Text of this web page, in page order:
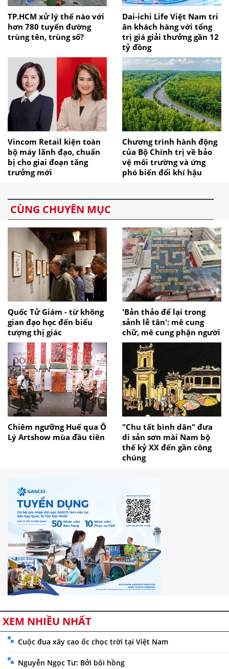
TP.HCM xử lý thế nào với
hơn 780 tuyến đường
trùng tên, trùng số?
Dai-ichi Life Việt Nam tri
ân khách hàng với tổng
trị giá giải thưởng gần 12
tỷ đồng
Vincom Retail kiện toàn
bộ máy lãnh đạo, chuẩn
bị cho giai đoạn tăng
trưởng mới
Chương trình hành động
của Bộ Chính trị về bảo
vệ môi trường và ứng
phó biến đổi khí hậu
CÙNG CHUYÊN MỤC
Quốc Tử Giám - từ không
gian đạo học đến biểu
tượng thị giác
'Bản thảo để lại trong
sảnh lễ tân': mê cung
chữ, mê cung phận người
Chiêm ngưỡng Huế qua Ô
Lý Artshow mùa đầu tiên
"Chu tất bình dân" đưa
di sản sơn mài Nam bộ
thế kỷ XX đến gần công
chúng
XEM NHIỀU NHẤT
Cuộc đua xây cao ốc chọc trời tại Việt Nam
Nguyễn Ngọc Tư: Bởi bôi hồng